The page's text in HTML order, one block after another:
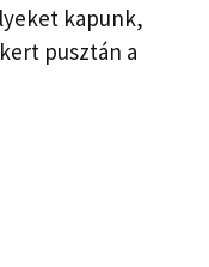
kapunk,
pusztán a